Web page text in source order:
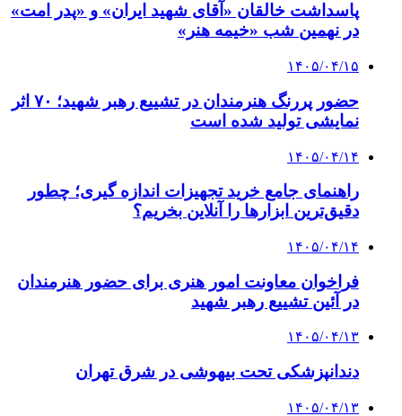
پاسداشت خالقان «آقای شهید ایران» و «پدر امت»
در نهمین شب «خیمه هنر»
۱۴۰۵/۰۴/۱۵
حضور پررنگ هنرمندان در تشییع رهبر شهید؛ ۷۰ اثر
نمایشی تولید شده است
۱۴۰۵/۰۴/۱۴
راهنمای جامع خرید تجهیزات اندازه گیری؛ چطور
دقیق‌ترین ابزارها را آنلاین بخریم؟
۱۴۰۵/۰۴/۱۴
فراخوان معاونت امور هنری برای حضور هنرمندان
در آئین تشییع رهبر شهید
۱۴۰۵/۰۴/۱۳
دندانپزشکی تحت بیهوشی در شرق تهران
۱۴۰۵/۰۴/۱۳